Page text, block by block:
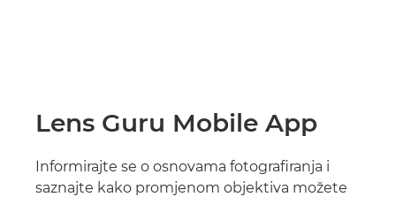
Lens Guru Mobile App
Informirajte se o osnovama fotografiranja i
saznajte kako promjenom objektiva možete